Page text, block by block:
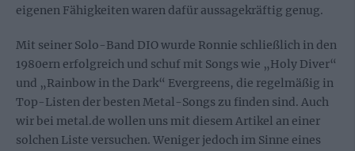
eigenen Fähigkeiten waren dafür aussagekräftig genug.
Mit seiner Solo-Band DIO wurde Ronnie schließlich in den
1980ern erfolgreich und schuf mit Songs wie „Holy Diver“
und „Rainbow in the Dark“ Evergreens, die regelmäßig in
Top-Listen der besten Metal-Songs zu finden sind. Auch
wir bei metal.de wollen uns mit diesem Artikel an einer
solchen Liste versuchen. Weniger jedoch im Sinne eines